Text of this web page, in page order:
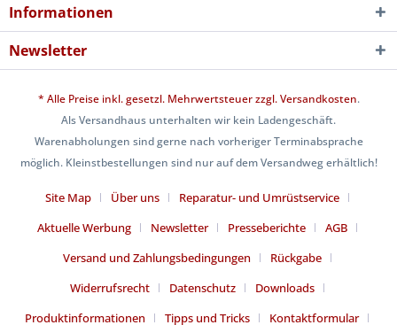
Informationen
Newsletter
* Alle Preise inkl. gesetzl. Mehrwertsteuer zzgl.Versandkosten.
Als Versandhaus unterhalten wir kein Ladengeschäft.
Warenabholungen sind gerne nach vorheriger Terminabsprache
möglich. Kleinstbestellungen sind nur auf dem Versandweg erhältlich!
Site Map Über uns
Reparatur- und Umrüstservice
Aktuelle Werbung
Newsletter Presseberichte
AGB
Versand und Zahlungsbedingungen
Rückgabe
Widerrufsrecht
Datenschutz
Downloads
Produktinformationen
Tipps und Tricks Kontaktformular